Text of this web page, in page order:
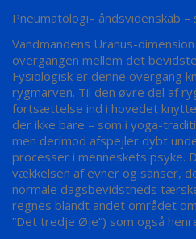
Pneumatologi– åndsvidenskab
Vandmandens Uranus-
overgangen mellem det
Fysiologisk er denne overgang
rygmarven. Til den øvre del af
fortsættelse ind i hovedet
der ikke bare – som i yoga-
men derimod afspejler dybt
processer i menneskets psyke.
vækkelsen af evner og sanser,
normale dagsbevidstheds
regnes blandt andet området
”Det tredje Øje”) som også